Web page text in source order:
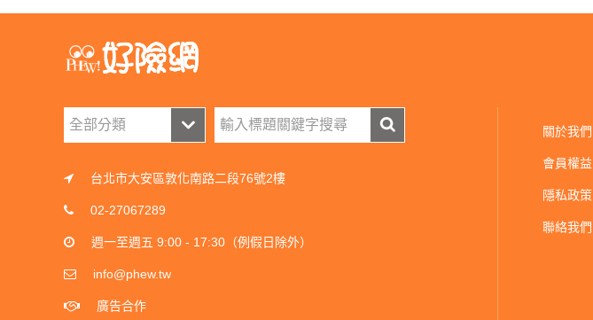
台北市大安區敦化南路二段76號2樓
02-27067289
週一至週五 9:00 - 17:30（例假日除外）
info@phew.tw
廣告合作
關於我們
會員權益
隱私政策
聯絡我們